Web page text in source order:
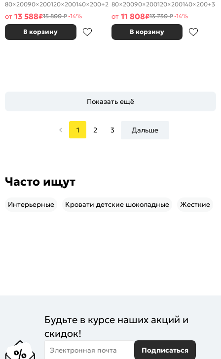
80×20090×200120×200140×200+2
от 13 588₽15 800 ₽-14%
В корзину
80×20090×200120×200140×200+3
от 11 808₽13 730 ₽-14%
В корзину
Показать ещё
1 2 3 Дальше
Часто ищут
Интерьерные Кровати детские шоколадные Жесткие
Будьте в курсе наших акций и
скидок!
Электронная почта Подписаться